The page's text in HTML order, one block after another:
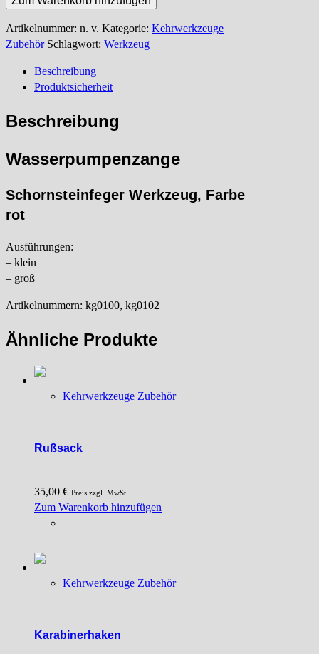
Artikelnummer: n. v. Kategorie: Kehrwerkzeuge
Zubehör Schlagwort: Werkzeug
Beschreibung
Produktsicherheit
Beschreibung
Wasserpumpenzange
Schornsteinfeger Werkzeug, Farbe
rot
Ausführungen:
– klein
– groß
Artikelnummern: kg0100, kg0102
Ähnliche Produkte
Kehrwerkzeuge Zubehör
Rußsack
35,00 € Preis zzgl. MwSt.
Zum Warenkorb hinzufügen
Kehrwerkzeuge Zubehör
Karabinerhaken